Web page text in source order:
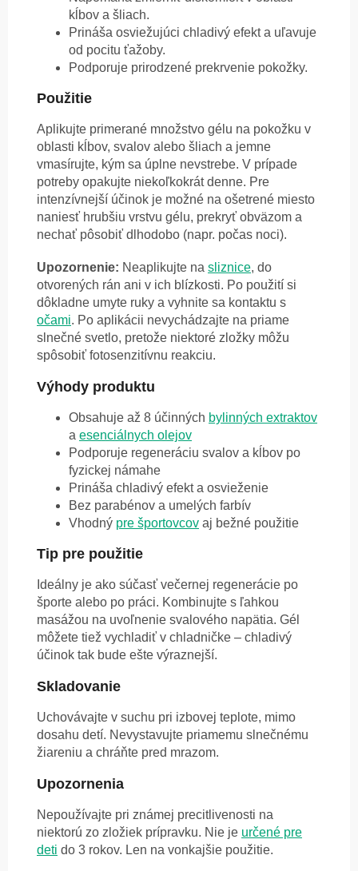
kĺbov a šliach.
Prináša osviežujúci chladivý efekt a uľavuje
od pocitu ťažoby.
Podporuje prirodzené prekrvenie pokožky.
Použitie
Aplikujte primerané množstvo gélu na pokožku v
oblasti kĺbov, svalov alebo šliach a jemne
vmasírujte, kým sa úplne nevstrebe. V prípade
potreby opakujte niekoľkokrát denne. Pre
intenzívnejší účinok je možné na ošetrené miesto
naniesť hrubšiu vrstvu gélu, prekryť obväzom a
nechať pôsobiť dlhodobo (napr. počas noci).
Upozornenie: Neaplikujte na sliznice, do
otvorených rán ani v ich blízkosti. Po použití si
dôkladne umyte ruky a vyhnite sa kontaktu s
očami. Po aplikácii nevychádzajte na priame
slnečné svetlo, pretože niektoré zložky môžu
spôsobiť fotosenzitívnu reakciu.
Výhody produktu
Obsahuje až 8 účinných bylinných extraktov
a esenciálnych olejov
Podporuje regeneráciu svalov a kĺbov po
fyzickej námahe
Prináša chladivý efekt a osvieženie
Bez parabénov a umelých farbív
Vhodný pre športovcov aj bežné použitie
Tip pre použitie
Ideálny je ako súčasť večernej regenerácie po
športe alebo po práci. Kombinujte s ľahkou
masážou na uvoľnenie svalového napätia. Gél
môžete tiež vychladiť v chladničke – chladivý
účinok tak bude ešte výraznejší.
Skladovanie
Uchovávajte v suchu pri izbovej teplote, mimo
dosahu detí. Nevystavujte priamemu slnečnému
žiareniu a chráňte pred mrazom.
Upozornenia
Nepoužívajte pri známej precitlivenosti na
niektorú zo zložiek prípravku. Nie je určené pre
deti do 3 rokov. Len na vonkajšie použitie.